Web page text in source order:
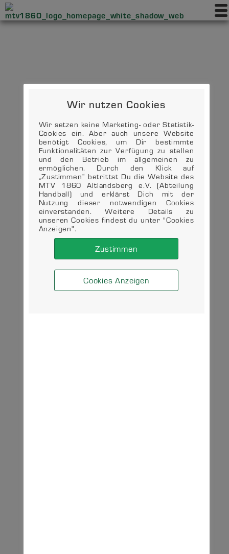
Wir nutzen Cookies
Wir setzen keine Marketing- oder Statistik-
Cookies ein. Aber auch unsere Website
benötigt Cookies, um Dir bestimmte
Funktionalitäten zur Verfügung zu stellen
und den Betrieb im allgemeinen zu
ermöglichen. Durch den Klick auf
„Zustimmen“ betrittst Du die Website des
MTV 1860 Altlandsberg e.V. (Abteilung
Handball) und erklärst Dich mit der
Nutzung dieser notwendigen Cookies
einverstanden. Weitere Details zu
unseren Cookies findest du unter "Cookies
Anzeigen".
Cookies Anzeigen
Zustimmen